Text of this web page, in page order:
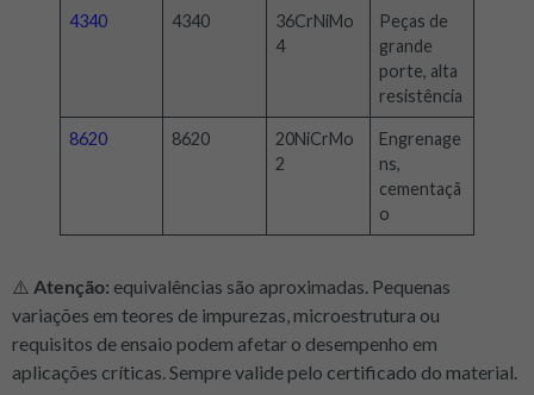
4340 4340
36CrNiMo
4
Peças de
grande
porte, alta
resistência
8620 8620
20NiCrMo
2
Engrenage
ns,
cementaçã
o
⚠️ Atenção: equivalências são aproximadas. Pequenas
variações em teores de impurezas, microestrutura ou
requisitos de ensaio podem afetar o desempenho em
aplicações críticas. Sempre valide pelo certificado do material.